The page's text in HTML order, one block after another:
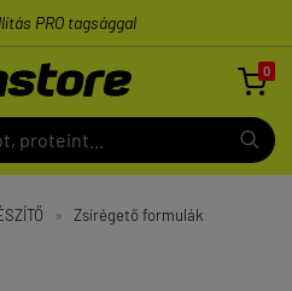
PRO tagsággal
0

» Zsírégető formulák